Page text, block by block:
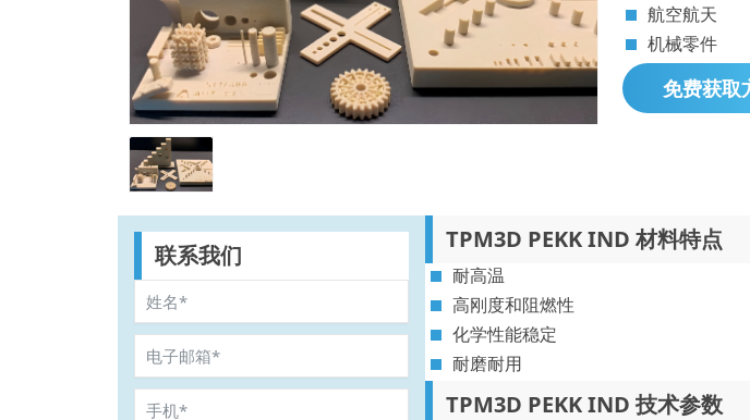
航空航天
机械零件
免费获取
联系我们
TPM3D PEKK IND 材料特点
耐高温
高刚度和阻燃性
化学性能稳定
耐磨耐用
TPM3D PEKK IND 技术参数